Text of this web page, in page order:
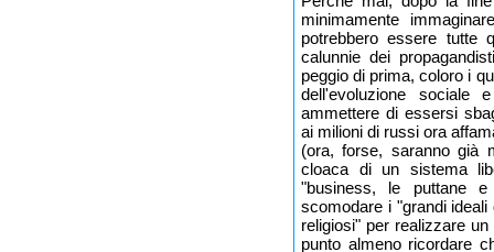
minimamente
potrebbero essere tutte
calunnie dei
peggio di prima, coloro i
dell'evoluzione sociale
ammettere di essersi
ai milioni di russi ora
(ora, forse, saranno già
cloaca di un sistema
"business, le puttane
scomodare i "grandi
religiosi" per realizzare
punto almeno ricordare